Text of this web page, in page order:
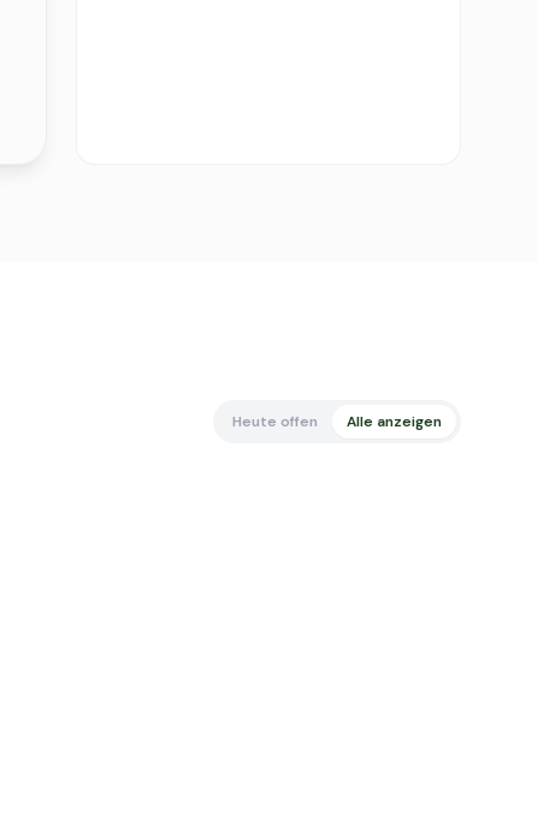
Heute offen Alle anzeigen